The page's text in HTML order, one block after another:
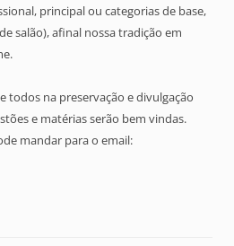
principal ou categorias de base,
salão), afinal nossa tradição em
todos na preservação e divulgação
e matérias serão bem vindas.
mandar para o email: